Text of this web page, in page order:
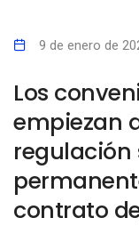
9 de enero de
Los
empiezan
contrato